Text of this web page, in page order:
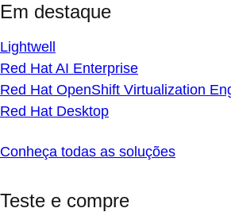
Em destaque
Lightwell
Red Hat AI Enterprise
Red Hat OpenShift Virtualization
Red Hat Desktop
Conheça todas as soluções
Teste e compre